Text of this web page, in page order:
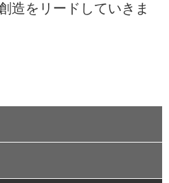
造をリードしていきま